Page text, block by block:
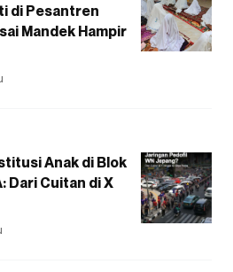
di Pesantren
Mandek Hampir
Anak di Blok
Dari Cuitan di X